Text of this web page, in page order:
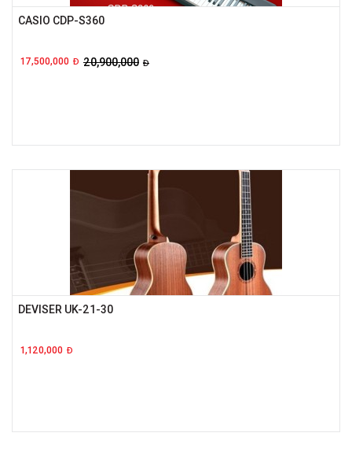
CASIO CDP-S360
17,500,000 Đ 20,900,000 Đ
DEVISER UK-21-30
1,120,000 Đ